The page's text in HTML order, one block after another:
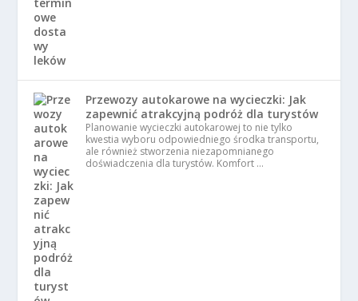
Przewozy autokarowe na wycieczki: Jak
zapewnić atrakcyjną podróż dla turystów
Planowanie wycieczki autokarowej to nie tylko
kwestia wyboru odpowiedniego środka transportu,
ale również stworzenia niezapomnianego
doświadczenia dla turystów. Komfort …